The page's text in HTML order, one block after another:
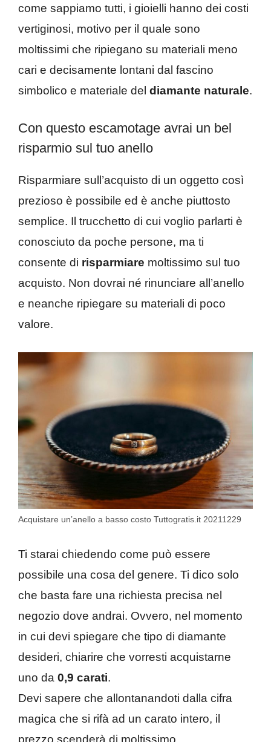
come sappiamo tutti, i gioielli hanno dei costi
vertiginosi, motivo per il quale sono
moltissimi che ripiegano su materiali meno
cari e decisamente lontani dal fascino
simbolico e materiale del diamante naturale.
Con questo escamotage avrai un bel
risparmio sul tuo anello
Risparmiare sull’acquisto di un oggetto così
prezioso è possibile ed è anche piuttosto
semplice. Il trucchetto di cui voglio parlarti è
conosciuto da poche persone, ma ti
consente di risparmiare moltissimo sul tuo
acquisto. Non dovrai né rinunciare all’anello
e neanche ripiegare su materiali di poco
valore.
Acquistare un’anello a basso costo Tuttogratis.it 20211229
Ti starai chiedendo come può essere
possibile una cosa del genere. Ti dico solo
che basta fare una richiesta precisa nel
negozio dove andrai. Ovvero, nel momento
in cui devi spiegare che tipo di diamante
desideri, chiarire che vorresti acquistarne
uno da 0,9 carati.
Devi sapere che allontanandoti dalla cifra
magica che si rifà ad un carato intero, il